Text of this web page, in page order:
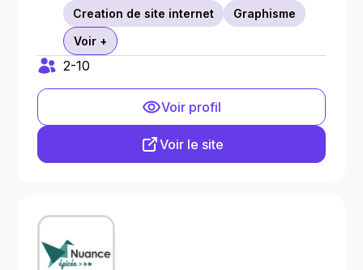
Creation de site internet
Graphisme
Voir +
2-10
Voir profil
Voir le site